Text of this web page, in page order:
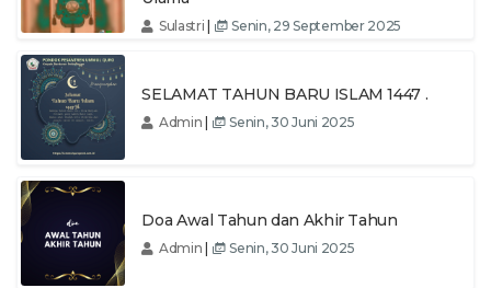
Sulastri Senin, 29 September 2025
SELAMAT TAHUN BARU ISLAM 1447 .
Admin Senin, 30 Juni 2025
Doa Awal Tahun dan Akhir Tahun
Admin | Senin, 30 Juni 2025